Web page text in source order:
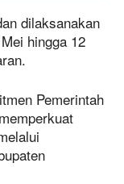
dilaksanakan
hingga 12
Pemerintah